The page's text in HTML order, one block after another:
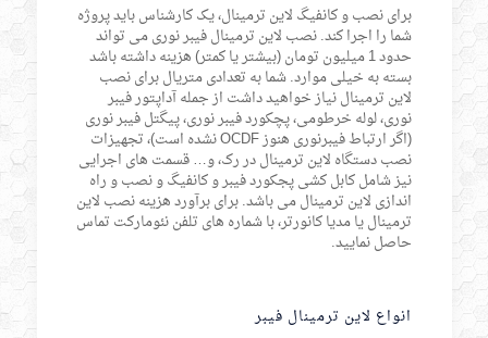
برای نصب و کانفیگ لاین ترمینال، یک کارشناس باید پروژه
شما را اجرا کند. نصب لاین ترمینال فیبر نوری می تواند
حدود 1 میلیون تومان (بیشتر یا کمتر) هزینه داشته باشد
بسته به خیلی موارد. شما به تعدادی متریال برای نصب
لاین ترمینال نیاز خواهید داشت از جمله آداپتور فیبر
نوری، لوله خرطومی، پچکورد فیبر نوری، پیگتل فیبر نوری
(اگر ارتباط فیبرنوری هنوز OCDF نشده است)، تجهیزات
نصب دستگاه لاین ترمینال در رک، و… قسمت های اجرایی
نیز شامل کابل کشی پجکورد فیبر و کانفیگ و نصب و راه
اندازی لاین ترمینال می باشد. برای برآورد هزینه نصب لاین
ترمینال یا مدیا کانورتر، با شماره های تلفن نئومارکت تماس
حاصل نمایید.
انواع لاین ترمینال فیبر